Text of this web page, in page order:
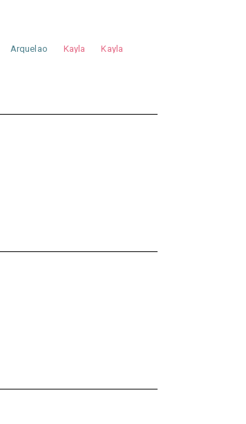
Arquelao Kayla
Kayla